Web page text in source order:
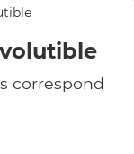
correspond